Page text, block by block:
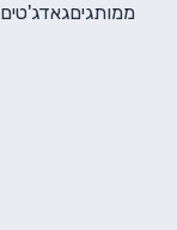
ממותגיםגאדג'טים